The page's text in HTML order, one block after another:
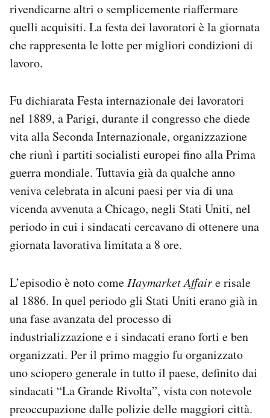
Area Personale
Newsletter
Notifiche mobile
Regala il Post
rivendicarne altri o semplicemente riaffermare
quelli acquisiti. La festa dei lavoratori è la giornata
che rappresenta le lotte per migliori condizioni di
lavoro.
Fu dichiarata Festa internazionale dei lavoratori
nel 1889, a Parigi, durante il congresso che diede
vita alla Seconda Internazionale, organizzazione
che riunì i partiti socialisti europei fino alla Prima
guerra mondiale. Tuttavia già da qualche anno
veniva celebrata in alcuni paesi per via di una
vicenda avvenuta a Chicago, negli Stati Uniti, nel
periodo in cui i sindacati cercavano di ottenere una
giornata lavorativa limitata a 8 ore.
L’episodio è noto comeHaymarket Affaire risale
al 1886. In quel periodo gli Stati Uniti erano già in
una fase avanzata del processo di
industrializzazione e i sindacati erano forti e ben
organizzati. Per il primo maggio fu organizzato
uno sciopero generale in tutto il paese, definito dai
sindacati “La Grande Rivolta”, vista con notevole
preoccupazione dalle polizie delle maggiori città.